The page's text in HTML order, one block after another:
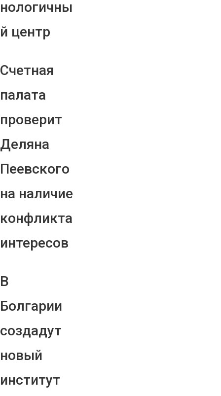
нологичны
й центр
Счетная
палата
проверит
Деляна
Пеевского
на наличие
конфликта
интересов
В
Болгарии
создадут
новый
институт